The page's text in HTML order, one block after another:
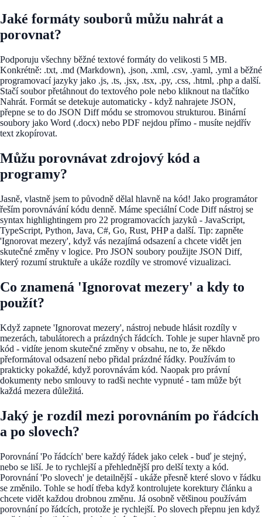
Jaké formáty souborů můžu nahrát a
porovnat?
Podporuju všechny běžné textové formáty do velikosti 5 MB.
Konkrétně: .txt, .md (Markdown), .json, .xml, .csv, .yaml, .yml a běžné
programovací jazyky jako .js, .ts, .jsx, .tsx, .py, .css, .html, .php a další.
Stačí soubor přetáhnout do textového pole nebo kliknout na tlačítko
Nahrát. Formát se detekuje automaticky - když nahrajete JSON,
přepne se to do JSON Diff módu se stromovou strukturou. Binární
soubory jako Word (.docx) nebo PDF nejdou přímo - musíte nejdřív
text zkopírovat.
Můžu porovnávat zdrojový kód a
programy?
Jasně, vlastně jsem to původně dělal hlavně na kód! Jako programátor
řeším porovnávání kódu denně. Máme speciální Code Diff nástroj se
syntax highlightingem pro 22 programovacích jazyků - JavaScript,
TypeScript, Python, Java, C#, Go, Rust, PHP a další. Tip: zapněte
'Ignorovat mezery', když vás nezajímá odsazení a chcete vidět jen
skutečné změny v logice. Pro JSON soubory použijte JSON Diff,
který rozumí struktuře a ukáže rozdíly ve stromové vizualizaci.
Co znamená 'Ignorovat mezery' a kdy to
použít?
Když zapnete 'Ignorovat mezery', nástroj nebude hlásit rozdíly v
mezerách, tabulátorech a prázdných řádcích. Tohle je super hlavně pro
kód - vidíte jenom skutečné změny v obsahu, ne to, že někdo
přeformátoval odsazení nebo přidal prázdné řádky. Používám to
prakticky pokaždé, když porovnávám kód. Naopak pro právní
dokumenty nebo smlouvy to radši nechte vypnuté - tam může být
každá mezera důležitá.
Jaký je rozdíl mezi porovnáním po řádcích
a po slovech?
Porovnání 'Po řádcích' bere každý řádek jako celek - buď je stejný,
nebo se liší. Je to rychlejší a přehlednější pro delší texty a kód.
Porovnání 'Po slovech' je detailnější - ukáže přesně které slovo v řádku
se změnilo. Tohle se hodí třeba když kontrolujete korektury článku a
chcete vidět každou drobnou změnu. Já osobně většinou používám
porovnání po řádcích, protože je rychlejší. Po slovech přepnu jen když